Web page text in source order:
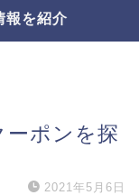
報を紹介
ーポンを探
2021年5月6日